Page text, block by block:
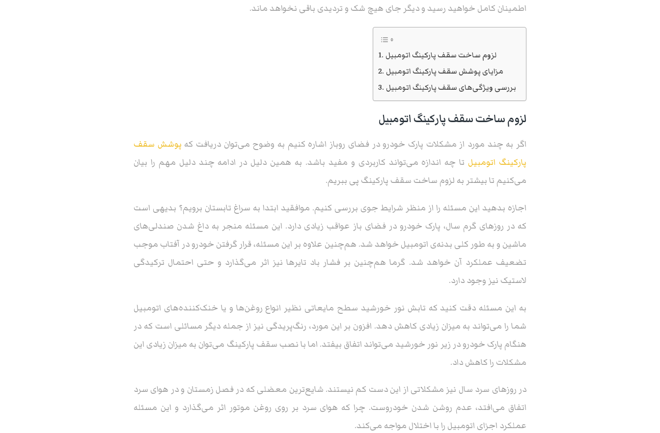
اطمینان کامل خواهید رسید و دیگر جای هیچ شک و تردیدی باقی نخواهد ماند.
لزوم ساخت سقف پارکینگ اتومبیل
مزایای پوشش سقف پارکینگ اتومبیل
بررسی ویژگی‌های سقف پارکینگ اتومبیل
لزوم ساخت سقف پارکینگ اتومبیل
اگر به چند مورد از مشکلات پارک خودرو در فضای روباز اشاره کنیم به وضوح می‌توان دریافت که پوشش سقف
پارکینگ اتومبیل تا چه اندازه می‌تواند کاربردی و مفید باشد. به همین دلیل در ادامه چند دلیل مهم را بیان
می‌کنیم تا بیشتر به لزوم ساخت سقف پارکینگ پی ببریم.
اجازه بدهید این مسئله را از منظر شرایط جوی بررسی کنیم. موافقید ابتدا به سراغ تابستان برویم؟ بدیهی است
که در روزهای گرم سال، پارک خودرو در فضای باز عواقب زیادی دارد. این مسئله منجر به داغ شدن صندلی‌های
ماشین و به طور کلی بدنه‌ی اتومبیل خواهد شد. هم‌چنین علاوه بر این مسئله، قرار گرفتن خودرو در آفتاب موجب
تضعیف عملکرد آن خواهد شد. گرما هم‌چنین بر فشار باد تایرها نیز اثر می‌گذارد و حتی احتمال ترکیدگی
لاستیک نیز وجود دارد.
به این مسئله دقت کنید که تابش نور خورشید سطح مایعاتی نظیر انواع روغن‌ها و یا خنک‌کننده‌های اتومبیل
شما را می‌تواند به میزان زیادی کاهش دهد. افزون بر این مورد، رنگ‌پریدگی نیز از جمله دیگر مسائلی است که در
هنگام پارک خودرو در زیر نور خورشید می‌تواند اتفاق بیفتد. اما با نصب سقف پارکینگ می‌توان به میزان زیادی این
مشکلات را کاهش داد.
در روزهای سرد سال نیز مشکلاتی از این دست کم نیستند. شایع‌ترین معضلی که در فصل زمستان و در هوای سرد
اتفاق می‌افتد، عدم روشن شدن خودروست. چرا که هوای سرد بر روی روغن موتور اثر می‌گذارد و این مسئله
عملکرد اجزای اتومبیل را با اختلال مواجه می‌کند.